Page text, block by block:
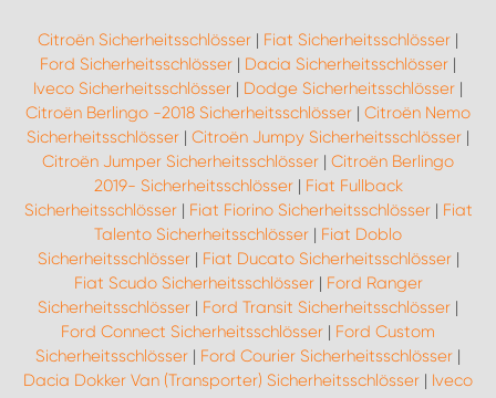
Citroën Sicherheitsschlösser | Fiat Sicherheitsschlösser |
Ford Sicherheitsschlösser | Dacia Sicherheitsschlösser |
Iveco Sicherheitsschlösser | Dodge Sicherheitsschlösser |
Citroën Berlingo -2018 Sicherheitsschlösser | Citroën Nemo
Sicherheitsschlösser | Citroën Jumpy Sicherheitsschlösser |
Citroën Jumper Sicherheitsschlösser | Citroën Berlingo
2019- Sicherheitsschlösser| Fiat Fullback
Sicherheitsschlösser| Fiat Fiorino Sicherheitsschlösser| Fiat
Talento Sicherheitsschlösser | Fiat Doblo
Sicherheitsschlösser| Fiat Ducato Sicherheitsschlösser|
Fiat Scudo Sicherheitsschlösser| Ford Ranger
Sicherheitsschlösser | Ford Transit Sicherheitsschlösser |
Ford Connect Sicherheitsschlösser | Ford Custom
Sicherheitsschlösser | Ford Courier Sicherheitsschlösser |
Dacia Dokker Van (Transporter) Sicherheitsschlösser | Iveco